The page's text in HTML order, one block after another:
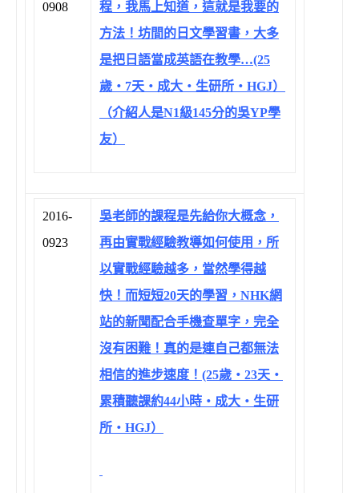
0908
程，我馬上知道，這就是我要的
方法！坊間的日文學習書，大多
是把日語當成英語在教學…(25
歲‧7天‧成大‧生研所‧HGJ）
（介紹人是N1級145分的吳YP學
友）
2016-
0923
吳老師的課程是先給你大概念，
再由實戰經驗教導如何使用，所
以實戰經驗越多，當然學得越
快！而短短20天的學習，NHK網
站的新聞配合手機查單字，完全
沒有困難！真的是連自己都無法
相信的進步速度！(25歲‧23天‧
累積聽課約44小時‧成大‧生研
所‧HGJ）